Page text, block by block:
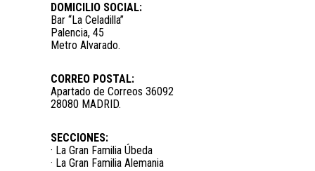
DOMICILIO SOCIAL:
Bar “La Celadilla”
Palencia, 45
Metro Alvarado.
CORREO POSTAL:
Apartado de Correos 36092
28080 MADRID.
SECCIONES:
· La Gran Familia Úbeda
· La Gran Familia Alemania